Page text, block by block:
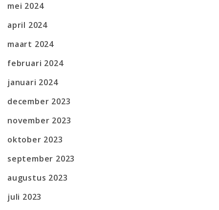
mei 2024
april 2024
maart 2024
februari 2024
januari 2024
december 2023
november 2023
oktober 2023
september 2023
augustus 2023
juli 2023